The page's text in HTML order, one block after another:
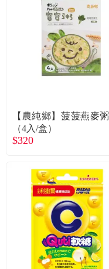
【農純鄉】菠菠燕麥粥
（4入/盒）
$320